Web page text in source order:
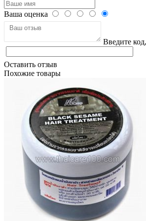
Ваша оценка
Введите
Оставить отзыв
Похожие товары